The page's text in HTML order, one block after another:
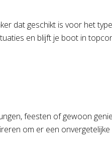
dat geschikt is voor het
en blijft je boot in
feesten of gewoon
om er een